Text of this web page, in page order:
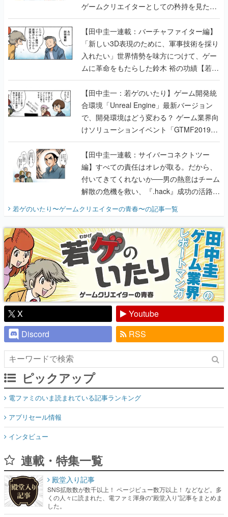
ゲームクリエイターとしての矜持を見た
【若ゲのいたり最終回】
【田中圭一連載：バーチャファイター編】
「新しい3D表現のために、軍事技術を採り
入れたい」世界情勢を味方につけて、ゲー
ムに革命をもたらした鈴木 裕の功績【若ゲ
のいたり】
【田中圭一：若ゲのいたり】ゲーム開発統
合環境「Unreal Engine」最新バージョン
で、開発環境はどう変わる？ ゲーム業界向
けソリューションイベント「GTMF2019」
に行って、より理解を深めよう【PR】
【田中圭一連載：サイバーコネクトツー
編】すべての責任はオレが取る。だから、
付いてきてくれないか──男の熱意はチーム
解散の危機を救い、『.hack』成功の活路を
開く。業界の快男児・松山 洋に流れる血は
『少年ジャンプ』色だった【若ゲのいた
り】
若ゲのいたり〜ゲームクリエイターの青春〜の記事一覧
X
Youtube
Discord
RSS
ピックアップ
電ファミのいま読まれている記事ランキング
アプリセール情報
インタビュー
連載・特集一覧
殿堂入り記事
SNS拡散数が数千以上！ ページビュー数万以上！ などなど。多
くの人々に読まれた、電ファミ渾身の“殿堂入り”記事をまとめま
した。